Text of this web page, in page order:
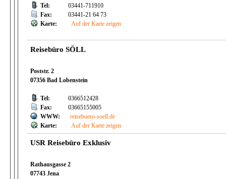
Tel:
03441-711910
Fax:
03441-21 64 73
Karte:
Auf der Karte zeigen
Reisebüro SÖLL
Poststr. 2
07356 Bad Lobenstein
Tel:
0366512428
Fax:
03665155005
WWW:
reisebuero-soell.de
Karte:
Auf der Karte zeigen
USR Reisebüro Exklusiv
Rathausgasse 2
07743 Jena